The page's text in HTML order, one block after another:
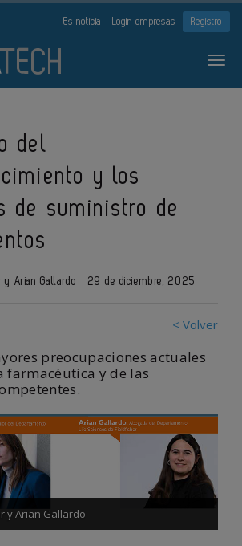
Es noticia Login empresas Registro
del
y los
de suministro de
y Arian Gallardo 29 de diciembre, 2025
< Volver
preocupaciones actuales
farmacéutica y de las
y Arian Gallardo